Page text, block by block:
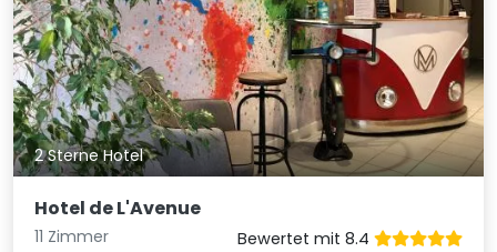
2 Sterne Hotel
Hotel de L'Avenue
11 Zimmer
Bewertet mit 8.4